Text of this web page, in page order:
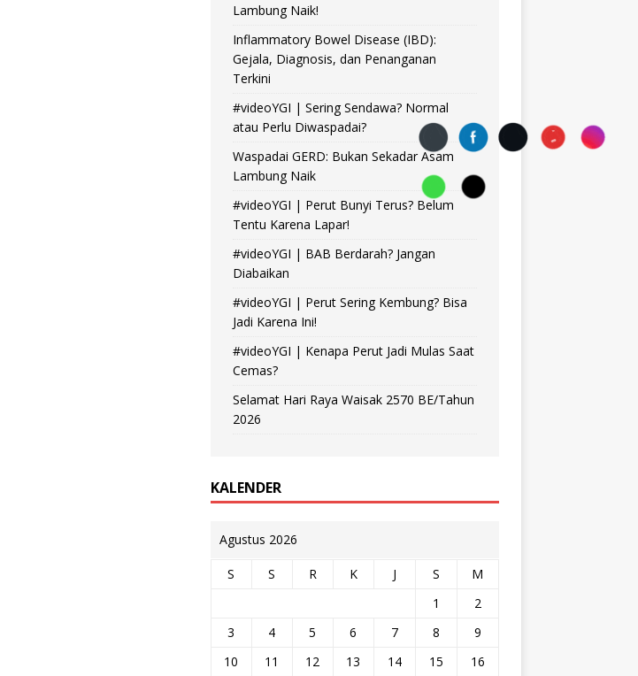
Lambung Naik!
Inflammatory Bowel Disease (IBD):
Gejala, Diagnosis, dan Penanganan
Terkini
#videoYGI | Sering Sendawa? Normal
atau Perlu Diwaspadai?
Waspadai GERD: Bukan Sekadar Asam
Lambung Naik
#videoYGI | Perut Bunyi Terus? Belum
Tentu Karena Lapar!
#videoYGI | BAB Berdarah? Jangan
Diabaikan
#videoYGI | Perut Sering Kembung? Bisa
Jadi Karena Ini!
#videoYGI | Kenapa Perut Jadi Mulas Saat
Cemas?
Selamat Hari Raya Waisak 2570 BE/Tahun
2026
KALENDER
Agustus 2026
S S R K J S
M
1
2
3
4 5 6 7 8
9
10
11 12 13 14 15
16